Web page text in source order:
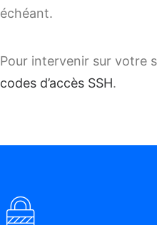
échéant.
Pour intervenir sur votre
codes d’accès SSH.